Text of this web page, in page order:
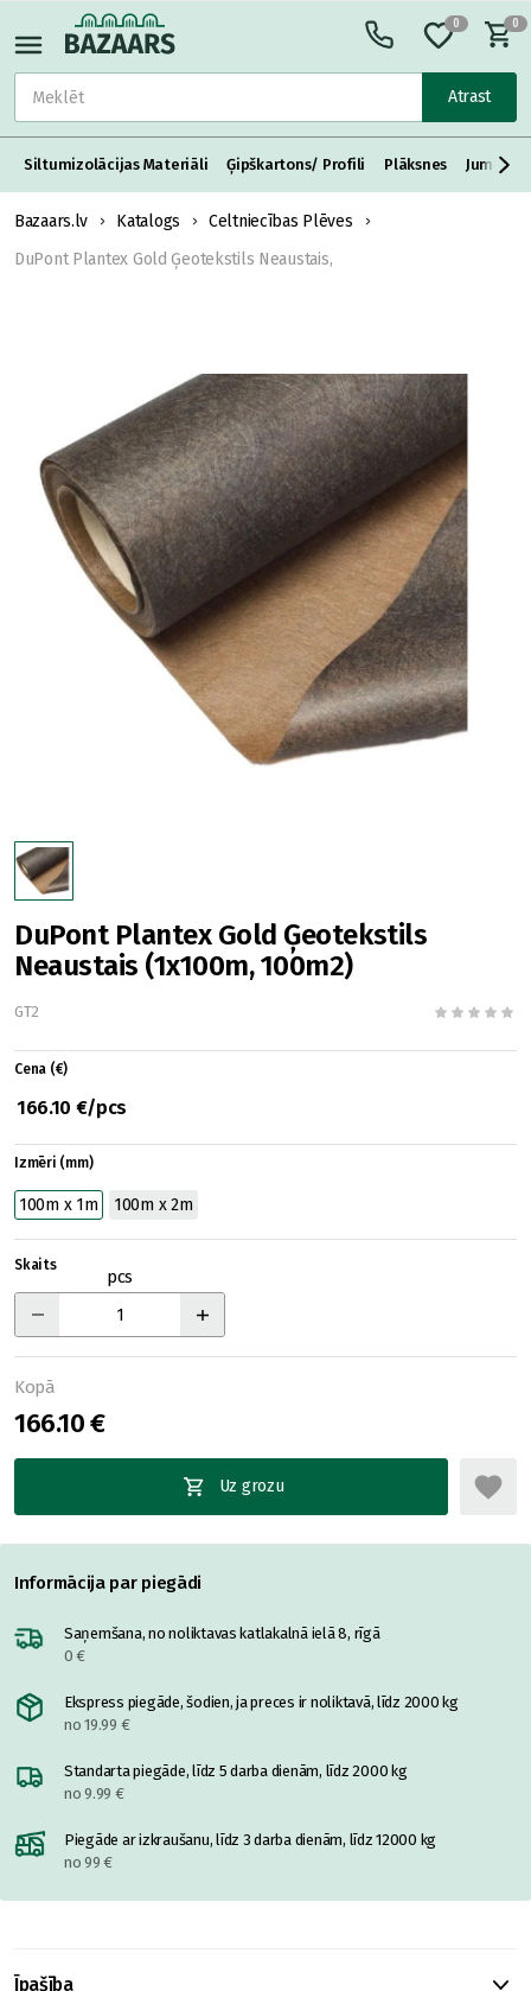
Atrast
0 0
Siltumizolācijas Materiāli Ģipškartons/ Profili Plāksnes Jumta
Bazaars.lv Katalogs
Celtniecības Plēves
DuPont Plantex Gold Ģeotekstils Neaustais,
DuPont Plantex Gold Ģeotekstils
Neaustais (1x100m, 100m2)
GT2
Cena (€)
166.10 €/pcs
Izmēri (mm)
100m x 1m 100m x 2m
Skaits
pcs
Kopā
166.10 €
Uz grozu
Informācija par piegādi
Saņemšana, no noliktavas katlakalnā ielā 8, rīgā
0 €
Ekspress piegāde, šodien, ja preces ir noliktavā, līdz 2000 kg
no 19.99 €
Standarta piegāde, līdz 5 darba dienām, līdz 2000 kg
no 9.99 €
Piegāde ar izkraušanu, līdz 3 darba dienām, līdz 12000 kg
no 99 €
Īpašība